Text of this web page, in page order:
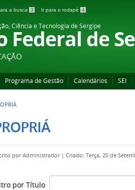
a busca 3 Ir para o rodapé 4
Ciência e Tecnologia de Sergipe
de
Programa de Gestão Calendários SEI
porAdministrador | Criado: Terça, 20 de
por Título